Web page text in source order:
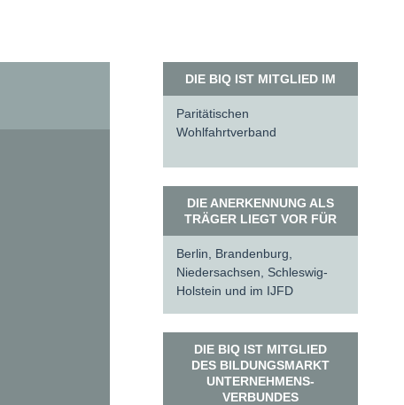
DIE BIQ IST MITGLIED IM
Paritätischen
Wohlfahrtverband
DIE ANERKENNUNG ALS
TRÄGER LIEGT VOR FÜR
Berlin, Brandenburg,
Niedersachsen, Schleswig-
Holstein und im IJFD
DIE BIQ IST MITGLIED
DES BILDUNGSMARKT
UNTERNEHMENS-
VERBUNDES